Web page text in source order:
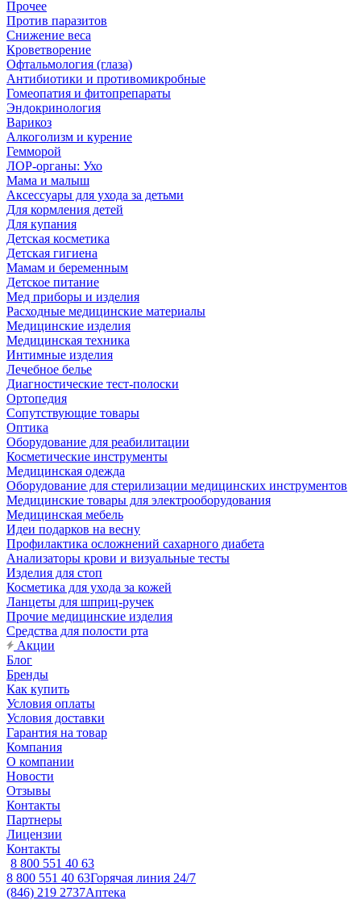
Прочее
Против паразитов
Снижение веса
Кроветворение
Офтальмология (глаза)
Антибиотики и противомикробные
Гомеопатия и фитопрепараты
Эндокринология
Варикоз
Алкоголизм и курение
Гемморой
ЛОР-органы: Ухо
Мама и малыш
Аксессуары для ухода за детьми
Для кормления детей
Для купания
Детская косметика
Детская гигиена
Мамам и беременным
Детское питание
Мед приборы и изделия
Расходные медицинские материалы
Медицинские изделия
Медицинская техника
Интимные изделия
Лечебное белье
Диагностические тест-полоски
Ортопедия
Сопутствующие товары
Оптика
Оборудование для реабилитации
Косметические инструменты
Медицинская одежда
Оборудование для стерилизации медицинских инструментов
Медицинские товары для электрооборудования
Медицинская мебель
Идеи подарков на весну
Профилактика осложнений сахарного диабета
Анализаторы крови и визуальные тесты
Изделия для стоп
Косметика для ухода за кожей
Ланцеты для шприц-ручек
Прочие медицинские изделия
Средства для полости рта
Акции
Блог
Бренды
Как купить
Условия оплаты
Условия доставки
Гарантия на товар
Компания
О компании
Новости
Отзывы
Контакты
Партнеры
Лицензии
Контакты
8 800 551 40 63
8 800 551 40 63Горячая линия 24/7
(846) 219 2737Аптека